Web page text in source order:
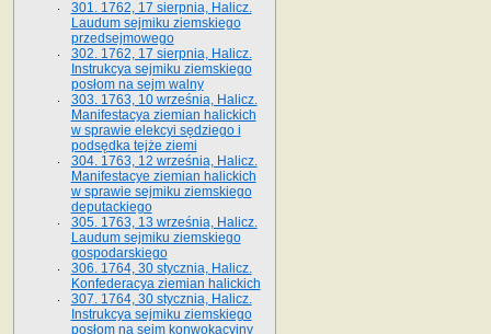
301. 1762, 17 sierpnia, Halicz.
Laudum sejmiku ziemskiego
przedsejmowego
302. 1762, 17 sierpnia, Halicz.
Instrukcya sejmiku ziemskiego
posłom na sejm walny
303. 1763, 10 września, Halicz.
Manifestacya ziemian halickich
w sprawie elekcyi sędziego i
podsędka tejże ziemi
304. 1763, 12 września, Halicz.
Manifestacye ziemian halickich
w sprawie sejmiku ziemskiego
deputackiego
305. 1763, 13 września, Halicz.
Laudum sejmiku ziemskiego
gospodarskiego
306. 1764, 30 stycznia, Halicz.
Konfederacya ziemian halickich
307. 1764, 30 stycznia, Halicz.
Instrukcya sejmiku ziemskiego
posłom na sejm konwokacyjny